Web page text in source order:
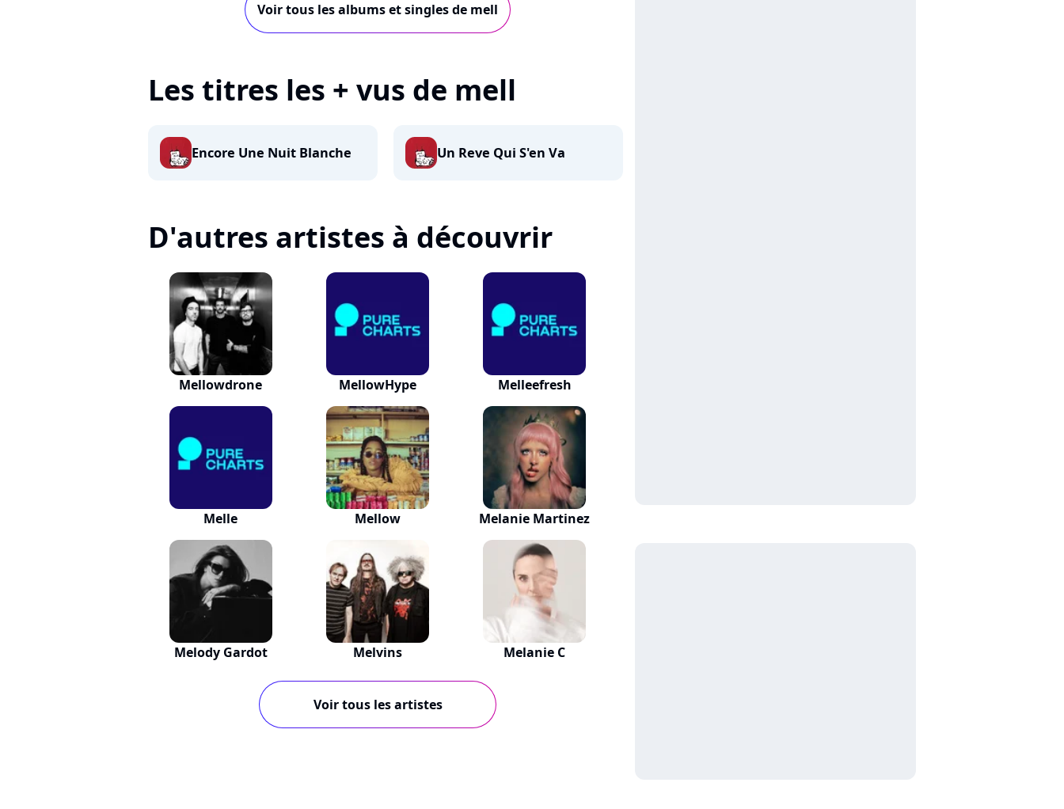
Voir tous les albums et singles de mell
Les titres les + vus de mell
Encore Une Nuit Blanche Un Reve Qui S'en Va
D'autres artistes à découvrir
Mellowdrone MellowHype Melleefresh
Melle Mellow Melanie Martinez
Melody Gardot Melvins Melanie C
Voir tous les artistes